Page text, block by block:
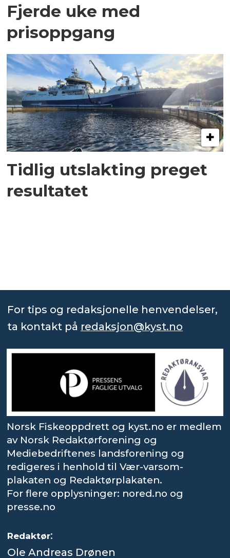
Fjerde uke med
prisoppgang
Tidlig utslakting preget
resultatet
For tips og redaksjonelle henvendelser,
ta kontakt på redaksjon@kyst.no
Norsk Fiskeoppdrett og kyst.no er medlem
av Norsk Redaktørforening og
Mediebedriftenes landsforening og
redigeres i henhold til Vær-varsom-
plakaten og Redaktørplakaten.
For flere opplysninger: nored.no og
presse.no
Redaktør:
Ole Andreas Drønen